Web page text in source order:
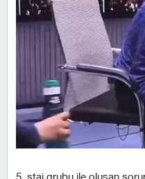
5. staj grubu ile oluşan